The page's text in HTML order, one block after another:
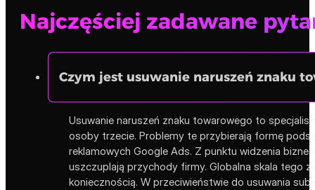
Najczęściej zadawane
Czym jest usuwanie naruszeń znaku
Usuwanie naruszeń znaku towarowego to
osoby trzecie. Problemy te przybierają formę
reklamowych Google Ads. Z punktu widzenia
uszczuplają przychody firmy. Globalna skala tego
koniecznością. W przeciwieństwie do usuwania